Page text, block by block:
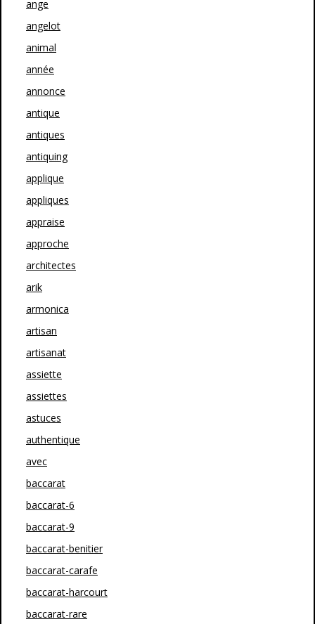
ange
angelot
animal
année
annonce
antique
antiques
antiquing
applique
appliques
appraise
approche
architectes
arik
armonica
artisan
artisanat
assiette
assiettes
astuces
authentique
avec
baccarat
baccarat-6
baccarat-9
baccarat-benitier
baccarat-carafe
baccarat-harcourt
baccarat-rare